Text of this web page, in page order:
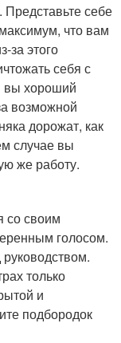
себе
что вам
за этого
себя с
вы хороший
возможной
дорожат, как
случае вы
же работу.
со своим
голосом.
только
и
подбородок